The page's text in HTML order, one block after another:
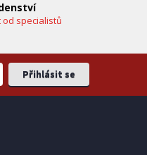
specialistů